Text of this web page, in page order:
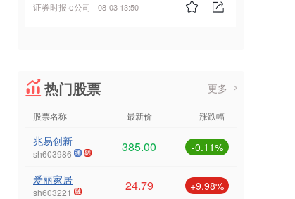
证券时报·e公司 08-03 13:50
热门股票 更多
股票名称 最新价 涨跌幅
兆易创新
sh603986 385.00 -0.11%
爱丽家居
sh603221 24.79 +9.98%